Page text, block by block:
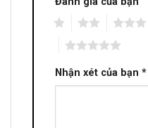
Nhận xét của bạn *